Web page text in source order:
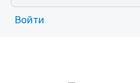
Войти